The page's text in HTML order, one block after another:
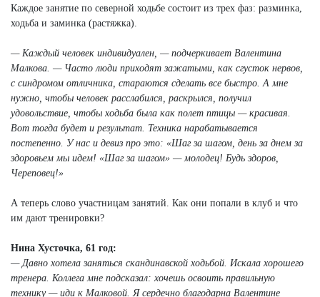
Каждое занятие по северной ходьбе состоит из трех фаз: разминка,
ходьба и заминка (растяжка).
— Каждый человек индивидуален, — подчеркивает Валентина
Малкова. — Часто люди приходят зажатыми, как сгусток нервов,
с синдромом отличника, стараются сделать все быстро. А мне
нужно, чтобы человек расслабился, раскрылся, получил
удовольствие, чтобы ходьба была как полет птицы — красивая.
Вот тогда будет и результат. Техника нарабатывается
постепенно. У нас и девиз про это: «Шаг за шагом, день за днем за
здоровьем мы идем! «Шаг за шагом» — молодец! Будь здоров,
Череповец!»
А теперь слово участницам занятий. Как они попали в клуб и что
им дают тренировки?
Нина Хусточка, 61 год:
— Давно хотела заняться скандинавской ходьбой. Искала хорошего
тренера. Коллега мне подсказал: хочешь освоить правильную
технику — иди к Малковой. Я сердечно благодарна Валентине